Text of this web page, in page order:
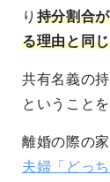
り 持分割合
る理由と同じ
共有名義の
ということ
離婚の際の
夫婦「どっ